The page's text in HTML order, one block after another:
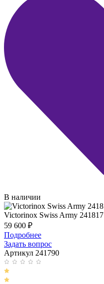
В наличии
Victorinox Swiss Army 241817
59 600 ₽
Подробнее
Задать вопрос
Артикул 241790